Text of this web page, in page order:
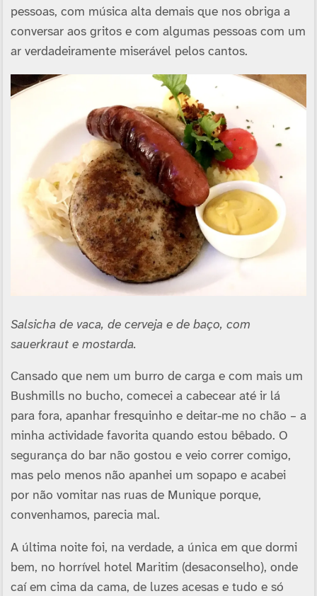
pessoas, com música alta demais que nos obriga a
conversar aos gritos e com algumas pessoas com um
ar verdadeiramente miserável pelos cantos.
Salsicha de vaca, de cerveja e de baço, com
sauerkraut e mostarda.
Cansado que nem um burro de carga e com mais um
Bushmills no bucho, comecei a cabecear até ir lá
para fora, apanhar fresquinho e deitar-me no chão – a
minha actividade favorita quando estou bêbado. O
segurança do bar não gostou e veio correr comigo,
mas pelo menos não apanhei um sopapo e acabei
por não vomitar nas ruas de Munique porque,
convenhamos, parecia mal.
A última noite foi, na verdade, a única em que dormi
bem, no horrí­vel hotel Maritim (desaconselho), onde
caí­ em cima da cama, de luzes acesas e tudo e só